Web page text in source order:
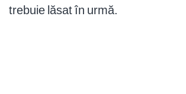
trebuie lăsat în urmă.